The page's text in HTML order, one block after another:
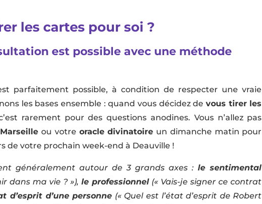
les cartes pour soi ?
est possible avec une méthode
parfaitement possible, à condition de respecter une vraie
les bases ensemble : quand vous décidez devous tirer les
rarement pour des questions anodines. Vous n’allez pas
ou votre oracle divinatoire un dimanche matin pour
de votre prochain week-end à Deauville !
généralement autour de 3 grands axes :le sentimental
dans ma vie ? »),le professionnel (« Vais-je signer ce contrat
d’esprit d’une personne (« Quel est l’état d’esprit de Robert